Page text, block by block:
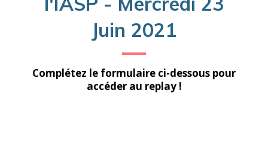
Juin 2021
Complétez le formulaire ci-dessous pour
accéder au replay !